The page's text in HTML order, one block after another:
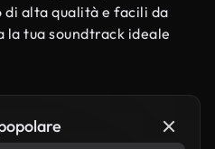
alta qualità e facili da
la tua soundtrack ideale